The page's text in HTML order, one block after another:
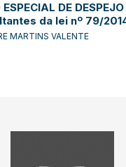
ESPECIAL DE
da lei nº 79/
MARTINS VALENTE